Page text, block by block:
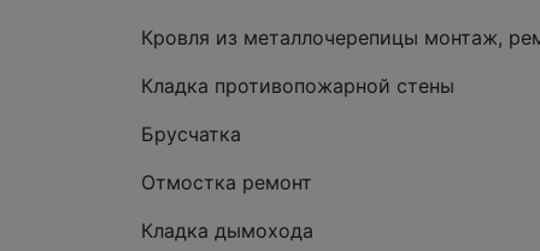
Кровля из металлочерепицы монтаж,
Кладка противопожарной стены
Брусчатка
Отмостка ремонт
Кладка дымохода